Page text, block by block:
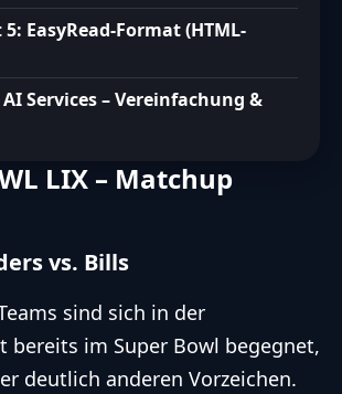
EasyRead-Format (HTML-
Services – Vereinfachung &
LIX – Matchup
vs. Bills
sind sich in der
bereits im Super Bowl begegnet,
deutlich anderen Vorzeichen.